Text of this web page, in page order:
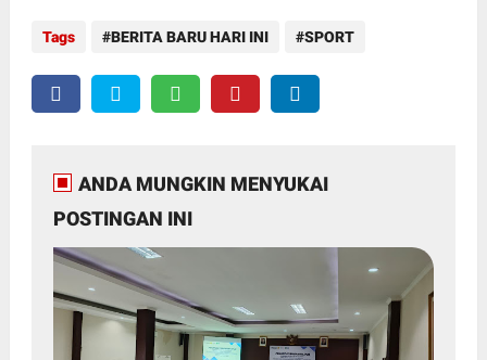
Tags BERITA BARU HARI INI SPORT
ANDA MUNGKIN MENYUKAI
POSTINGAN INI